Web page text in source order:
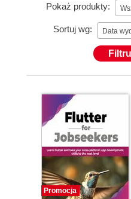
Pokaż produkty:
Sortuj wg: Data
Promocja